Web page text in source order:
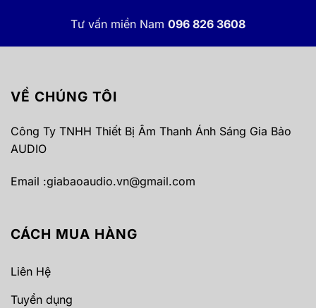
Tư vấn miền Nam 096 826 3608
VỀ CHÚNG TÔI
Công Ty TNHH Thiết Bị Âm Thanh Ánh Sáng Gia Bảo
AUDIO
Email :giabaoaudio.vn@gmail.com
CÁCH MUA HÀNG
Liên Hệ
Tuyển dụng